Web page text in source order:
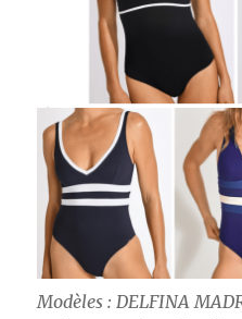
Modèles : DELFINA